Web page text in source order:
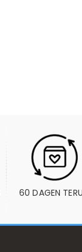
60 DAGEN